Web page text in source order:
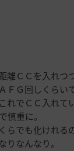
離ＣＣを入れつ
ＦＧ回しくらい
れでＣＣ入れて
慎重に。
らでも化けれる
りなんなり。